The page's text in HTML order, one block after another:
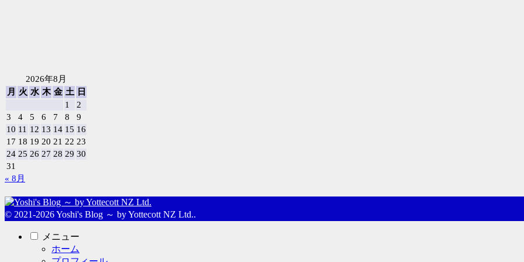
2026年8月
月
火 水 木 金 土
日
1
2
3
4 5 6 7 8
9
10 11 12 13 14 15 16
17 18 19 20 21 22 23
24 25 26 27 28 29 30
31
« 8月
© 2021-2026 Yoshi's Blog ～ by Yottecott NZ Ltd..
メニュー
ホーム